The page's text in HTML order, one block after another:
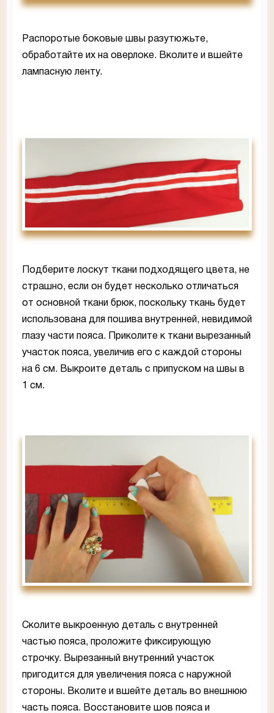
Распоротые боковые швы разутюжьте,
обработайте их на оверлоке. Вколите и вшейте
лампасную ленту.
Подберите лоскут ткани подходящего цвета, не
страшно, если он будет несколько отличаться
от основной ткани брюк, поскольку ткань будет
использована для пошива внутренней, невидимой
глазу части пояса. Приколите к ткани вырезанный
участок пояса, увеличив его с каждой стороны
на 6 см. Выкроите деталь с припуском на швы в
1 см.
Сколите выкроенную деталь с внутренней
частью пояса, проложите фиксирующую
строчку. Вырезанный внутренний участок
пригодится для увеличения пояса с наружной
стороны. Вколите и вшейте деталь во внешнюю
часть пояса. Восстановите шов пояса и